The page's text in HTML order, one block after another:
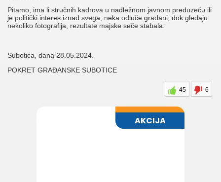
Pitamo, ima li stručnih kadrova u nadležnom javnom preduzeću ili
je politički interes iznad svega, neka odluče građani, dok gledaju
nekoliko fotografija, rezultate majske seče stabala.
Subotica, dana 28.05.2024.
POKRET GRAĐANSKE SUBOTICE
45 6